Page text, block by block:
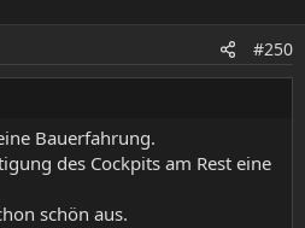
#250
Bauerfahrung.
des Cockpits am Rest eine
schön aus.